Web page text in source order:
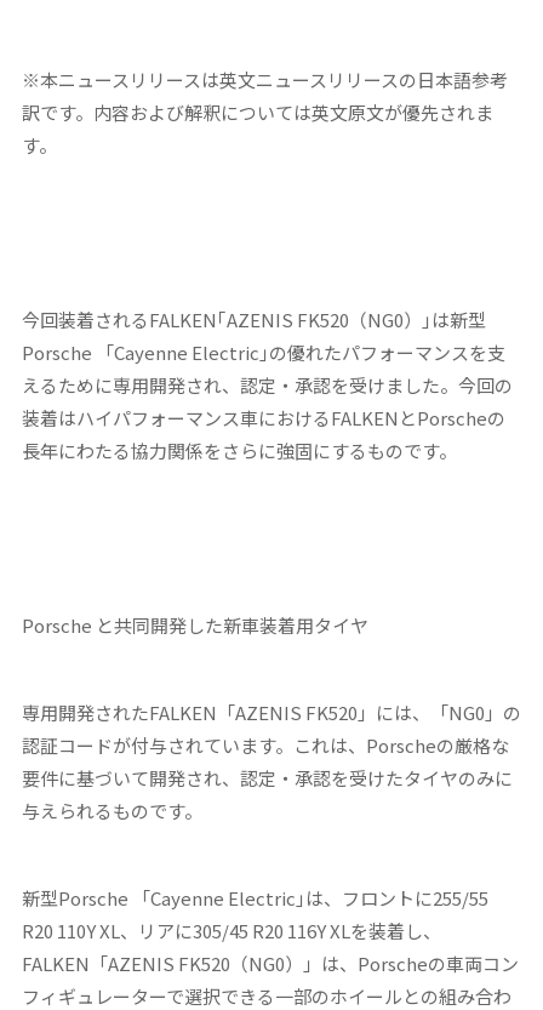
※本ニュースリリースは英文ニュースリリースの日本語参考
訳です。内容および解釈については英文原文が優先されま
す。
今回装着されるFALKEN｢AZENIS FK520（NG0）｣は新型
Porsche 「Cayenne Electric｣の優れたパフォーマンスを支
えるために専用開発され、認定・承認を受けました。今回の
装着はハイパフォーマンス車におけるFALKENとPorscheの
長年にわたる協力関係をさらに強固にするものです。
Porsche と共同開発した新車装着用タイヤ
専用開発されたFALKEN「AZENIS FK520」には、「NG0」の
認証コードが付与されています。これは、Porscheの厳格な
要件に基づいて開発され、認定・承認を受けたタイヤのみに
与えられるものです。
新型Porsche 「Cayenne Electric｣は、フロントに255/55
R20 110Y XL、リアに305/45 R20 116Y XLを装着し、
FALKEN「AZENIS FK520（NG0）」は、Porscheの車両コン
フィギュレーターで選択できる一部のホイールとの組み合わ